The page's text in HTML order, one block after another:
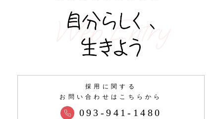
Web Entry
採用に関する
お問い合わせはこちらから
093-941-1480